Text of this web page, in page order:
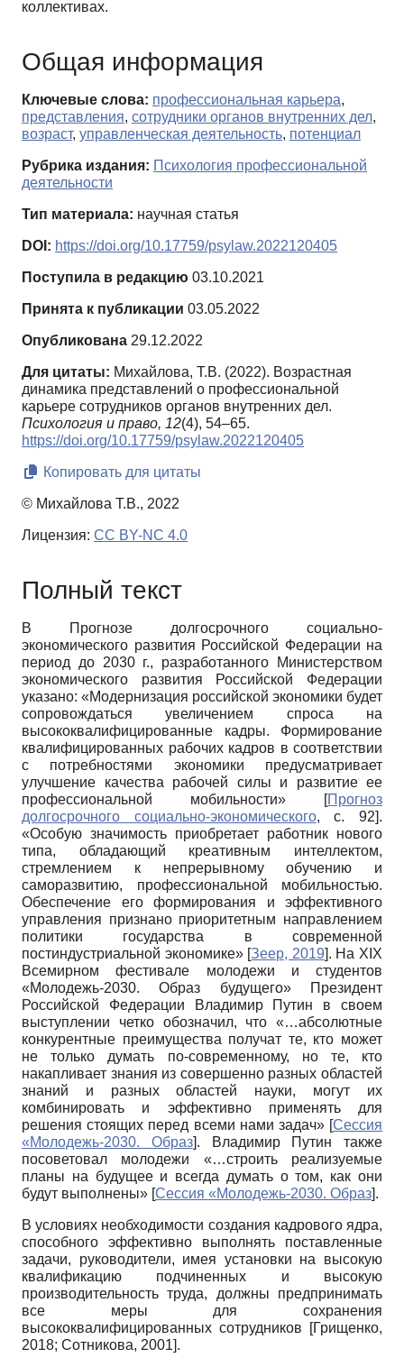
коллективах.
Общая информация
Ключевые слова: профессиональная карьера,
представления, сотрудники органов внутренних дел,
возраст, управленческая деятельность, потенциал
Рубрика издания: Психология профессиональной
деятельности
Тип материала: научная статья
DOI: https://doi.org/10.17759/psylaw.2022120405
Поступила в редакцию 03.10.2021
Принята к публикации 03.05.2022
Опубликована 29.12.2022
Для цитаты: Михайлова, Т.В. (2022). Возрастная
динамика представлений о профессиональной
карьере сотрудников органов внутренних дел.
Психология и право, 12(4), 54–65.
https://doi.org/10.17759/psylaw.2022120405
Копировать для цитаты
© Михайлова Т.В., 2022
Лицензия: CC BY-NC 4.0
Полный текст
В Прогнозе долгосрочного социально-
экономического развития Российской Федерации на
период до 2030 г., разработанного Министерством
экономического развития Российской Федерации
указано: «Модернизация российской экономики будет
сопровождаться увеличением спроса на
высококвалифицированные кадры. Формирование
квалифицированных рабочих кадров в соответствии
с потребностями экономики предусматривает
улучшение качества рабочей силы и развитие ее
профессиональной мобильности»
[Прогноз
долгосрочного социально-экономического, с. 92].
«Особую значимость приобретает работник нового
типа, обладающий креативным интеллектом,
стремлением к непрерывному обучению и
саморазвитию, профессиональной мобильностью.
Обеспечение его формирования и эффективного
управления признано приоритетным направлением
политики государства в современной
постиндустриальной экономике» [Зеер, 2019]. На ХIХ
Всемирном фестивале молодежи и студентов
«Молодежь-2030. Образ будущего» Президент
Российской Федерации Владимир Путин в своем
выступлении четко обозначил, что «…абсолютные
конкурентные преимущества получат те, кто может
не только думать по-современному, но те, кто
накапливает знания из совершенно разных областей
знаний и разных областей науки, могут их
комбинировать и эффективно применять для
решения стоящих перед всеми нами задач» [Сессия
«Молодежь-2030. Образ]. Владимир Путин также
посоветовал молодежи «…строить реализуемые
планы на будущее и всегда думать о том, как они
будут выполнены» [Сессия «Молодежь-2030. Образ].
В условиях необходимости создания кадрового ядра,
способного эффективно выполнять поставленные
задачи, руководители, имея установки на высокую
квалификацию подчиненных и высокую
производительность труда, должны предпринимать
все меры для сохранения
высококвалифицированных сотрудников
[Грищенко,
2018; Сотникова, 2001].